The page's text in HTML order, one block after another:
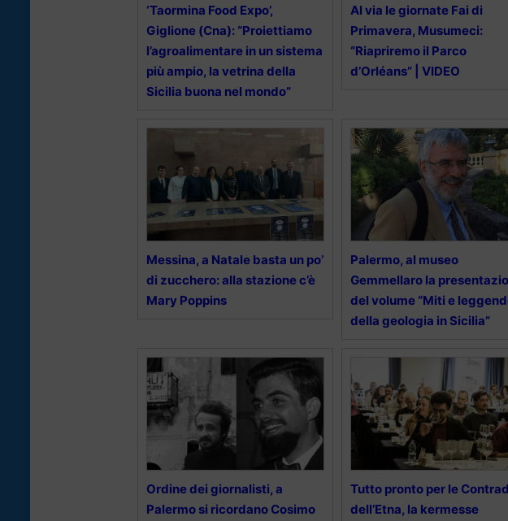
‘Taormina Food Expo’,
Giglione (Cna): “Proiettiamo
l’agroalimentare in un sistema
più ampio, la vetrina della
Sicilia buona nel mondo”
Al via le giornate Fai di
Primavera, Musumeci:
“Riapriremo il Parco
d’Orléans” | VIDEO
Messina, a Natale basta un po’
di zucchero: alla stazione c’è
Mary Poppins
Palermo, al museo
Gemmellaro la
del volume “Miti e
della geologia in Sicilia”
Ordine dei giornalisti, a
Palermo si ricordano Cosimo
Tutto pronto per le
dell’Etna, la kermesse